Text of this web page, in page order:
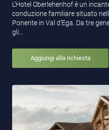
L’Hotel Oberlehenhof è un
conduzione familiare situato
Ponente in Val d’Ega. Da tre
gli…
Aggiungi alla richiesta